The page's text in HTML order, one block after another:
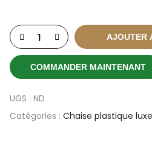
AJOUTER
COMMANDER MAINTENANT
UGS : ND
Catégories : Chaise plastique luxe